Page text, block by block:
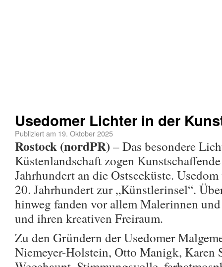
Usedomer Lichter in der
Publiziert am 19. Oktober 2025
Rostock (nordPR)– Das besondere
Küstenlandschaft zogen
Jahrhundert an die Ostseeküste.
20. Jahrhundert zur „Künstlerinsel“.
hinweg fanden vor allem Malerinnen
und ihren kreativen Freiraum.
Zu den Gründern der Usedomer
Niemeyer-Holstein, Otto Manigk, Karen